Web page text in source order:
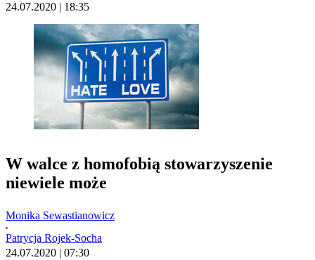
24.07.2020 | 18:35
W walce z homofobią stowarzyszenie
niewiele może
Monika Sewastianowicz
Patrycja Rojek-Socha
24.07.2020 | 07:30